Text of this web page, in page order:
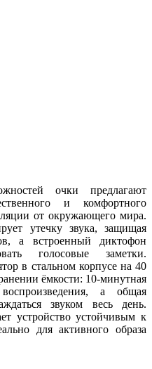
очки предлагают
и комфортного
от окружающего мира.
утечку звука, защищая
а встроенный диктофон
голосовые заметки.
в стальном корпусе на 40
ёмкости: 10-минутная
а общая
звуком весь день.
устройство устойчивым к
для активного образа